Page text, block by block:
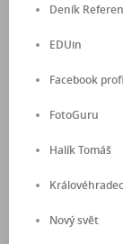
Deník
EDUin
Facebook
FotoGuru
Halík Tomáš
Nový svět